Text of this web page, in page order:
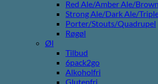
Red Ale/Amber Ale/
Strong Ale/Dark Ale/
Porter/Stouts/Quadrupel
Røgøl
Øl
Tilbud
6pack2go
Alkoholfri
Glutenfri